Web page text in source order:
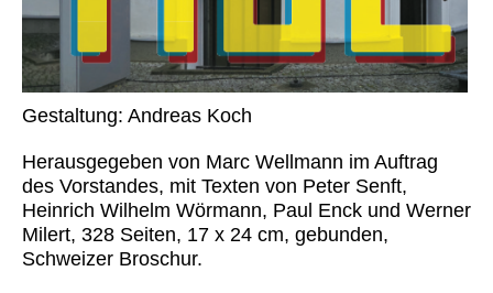
Gestaltung: Andreas Koch
Herausgegeben von Marc Wellmann im Auftrag
des Vorstandes, mit Texten von Peter Senft,
Heinrich Wilhelm Wörmann, Paul Enck und Werner
Milert, 328 Seiten, 17 x 24 cm, gebunden,
Schweizer Broschur.